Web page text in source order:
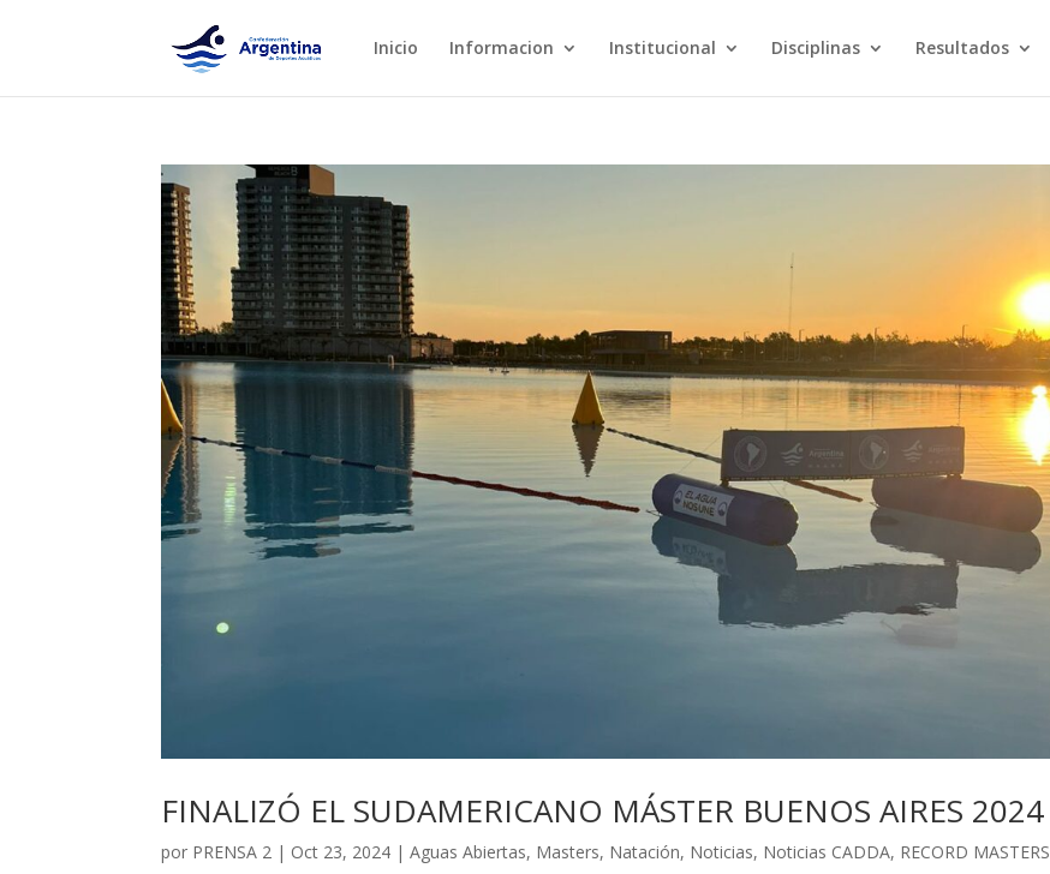
Inicio Informacion Institucional Disciplinas Resultados
FINALIZÓ EL SUDAMERICANO MÁSTER BUENOS AIRES 2024
por PRENSA 2 | Oct 23, 2024 |Aguas Abiertas, Masters, Natación, Noticias, Noticias CADDA, RECORD MASTERS